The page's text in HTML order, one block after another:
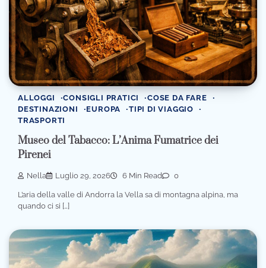
ALLOGGI CONSIGLI PRATICI
COSE DA FARE
DESTINAZIONI
EUROPA
TIPI DI VIAGGIO
TRASPORTI
Museo del Tabacco: L’Anima Fumatrice dei
Pirenei
Nella Luglio 29, 2026 6 Min Read 0
L’aria della valle di Andorra la Vella sa di montagna alpina, ma
quando ci si […]